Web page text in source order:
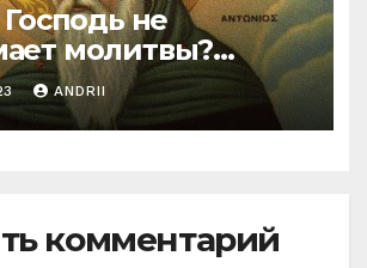
не
молитвы?
слова
Сирина
ANDRII
комментарий